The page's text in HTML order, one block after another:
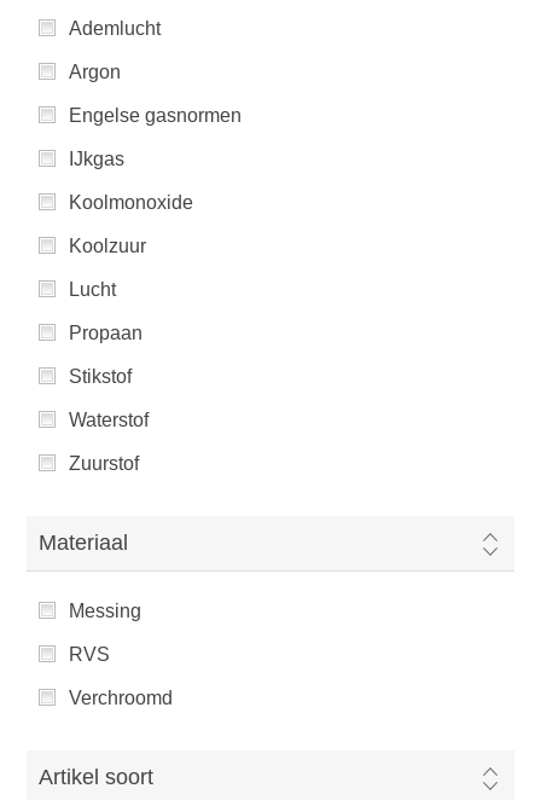
Ademlucht
Argon
Engelse gasnormen
IJkgas
Koolmonoxide
Koolzuur
Lucht
Propaan
Stikstof
Waterstof
Zuurstof
Materiaal
Messing
RVS
Verchroomd
Artikel soort